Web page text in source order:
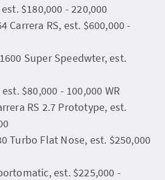
$180,000 - 220,000
Carrera RS, est. $600,000 -
Super Speedwter, est.
$80,000 - 100,000 WR
RS 2.7 Prototype, est.
Turbo Flat Nose, est. $250,000
est. $225,000 -